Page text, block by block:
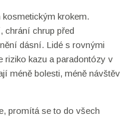
krokem.
chrání chrup před
dásní. Lidé s rovnými
riziko kazu a paradontózy v
méně bolesti, méně návštěv
promítá se to do všech